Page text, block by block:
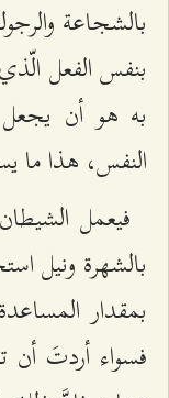
بالشجاعة
بنفس الفعل
به هو أن يجعل
النفس، هذا ما
فيعمل
بالشهرة ونيل
بمقدار
فسواء أردتَ أن